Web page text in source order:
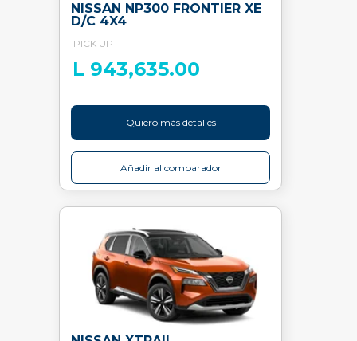
NISSAN NP300 FRONTIER XE
D/C 4X4
PICK UP
L 943,635.00
Quiero más detalles
Añadir al comparador